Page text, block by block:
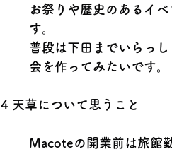
お祭りや歴史のあるイ
す。
普段は下田までいらっ
会を作ってみたいです。
4 天草について思うこと
Macoteの開業前は旅館